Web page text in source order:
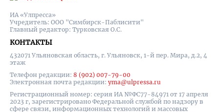
ИА «Улпресса»
Учредитель: ООО "Симбирск-Паблисити"
Главный редактор: Турковская О.С.
КОНТАКТЫ
432071 Ульяновская область, г. Ульяновск, 1-й пер. Мира, д.2, 4
этаж
Телефон редакции: 8 (902) 007-79-00
Электронная почта редакции: yma@ulpressa.ru
Регистрационный номер: серия ИА №ФС77-84971 от 17 апреля
2023 г, зарегистрировано Федеральной службой по надзору в
сфере связи, информационных технологий и массовых